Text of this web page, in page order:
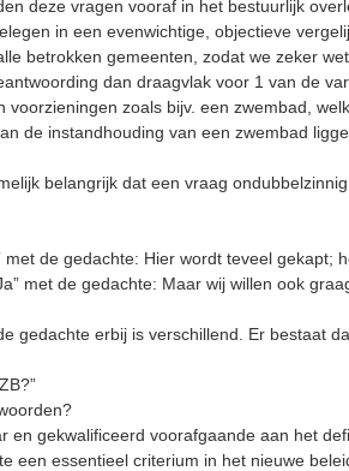
deze vragen vooraf in het bestuurlijk
in een evenwichtige, objectieve
betrokken gemeenten, zodat we zeker
dan draagvlak voor 1 van de
zoals bijv. een zwembad,
de instandhouding van een zwembad
belangrijk dat een vraag
de gedachte: Hier wordt teveel gekapt;
met de gedachte: Maar wij willen ook
gedachte erbij is verschillend. Er bestaat
en gekwalificeerd voorafgaande aan het
een essentieel criterium in het nieuwe